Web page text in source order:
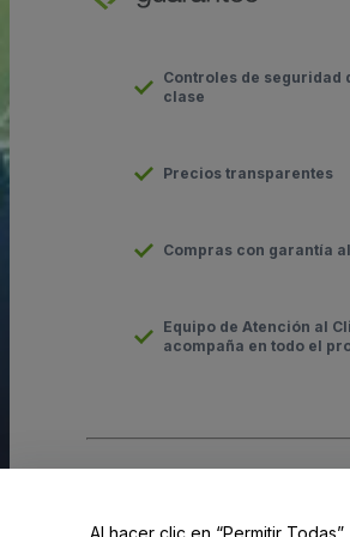
Controles de seguridad
clase
Precios transparentes
Compras con garantía
Equipo de Atención al
acompaña en todo el
Al hacer clic en “Permitir